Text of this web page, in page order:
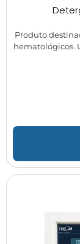
Produto
hematológicos.